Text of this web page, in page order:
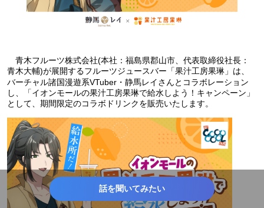
青木フルーツ株式会社(本社：福島県郡山市、代表取締役社長：
青木大輔)が展開するフルーツジュースバー「果汁工房果琳」は、
バーチャル諸国漫遊系VTuber・静馬レイさんとコラボレーション
し、「イオンモールの果汁工房果琳で給水しよう！キャンペーン」
として、期間限定のコラボドリンクを販売いたします。
話を聞いてみたい